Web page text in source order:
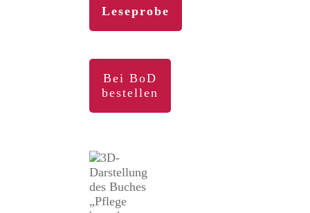
Leseprobe
Bei BoD
bestellen